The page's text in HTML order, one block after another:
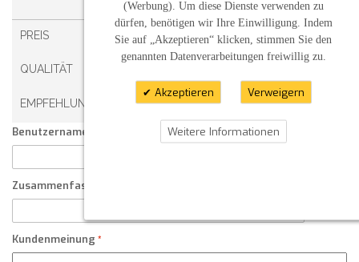
1 STERN 2 STERNE 3 STERNE 4 STERNE
PREIS
QUALITÄT
EMPFEHLUNG
Benutzername:
Zusammenfassung Ihrer Kundenmeinung
Kundenmeinung
(Werbung). Um diese Dienste verwenden zu
dürfen, benötigen wir Ihre Einwilligung. Indem
Sie auf „Akzeptieren“ klicken, stimmen Sie den
genannten Datenverarbeitungen freiwillig zu.
Akzeptieren Verweigern
Weitere Informationen